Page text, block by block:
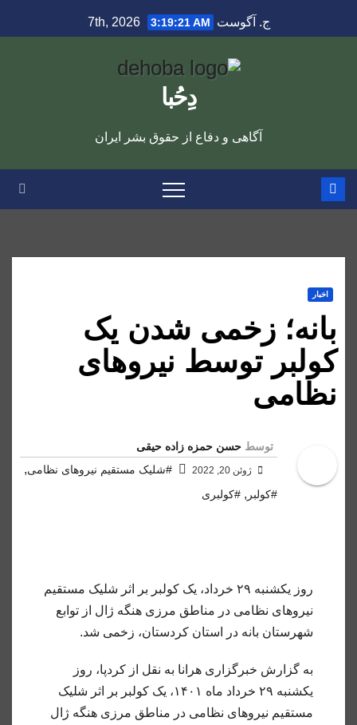
to
ج. آگوست 7th, 2026 3:19:22 AM
دِحُبا
آگاهی و دفاع از حقوق بشر ایران
اخبار
بانه؛ زخمی شدن یک
کولبر توسط نیروهای
نظامی
توسط حسن حمزه زاده حیقی
ژوئن 20, 2022 #شلیک مستقیم نیروهای نظامی,
#کولبر , #کولبری
روز یکشنبه ۲۹ خرداد، یک کولبر بر اثر شلیک مستقیم
نیروهای نظامی در مناطق مرزی هنگه ژال از توابع
شهرستان بانه در استان کردستان، زخمی شد.
به گزارش خبرگزاری هرانا به نقل از کردپا، روز
یکشنبه ۲۹ خرداد ماه ۱۴۰۱، یک کولبر بر اثر شلیک
مستقیم نیروهای نظامی در مناطق مرزی هنگه ژال